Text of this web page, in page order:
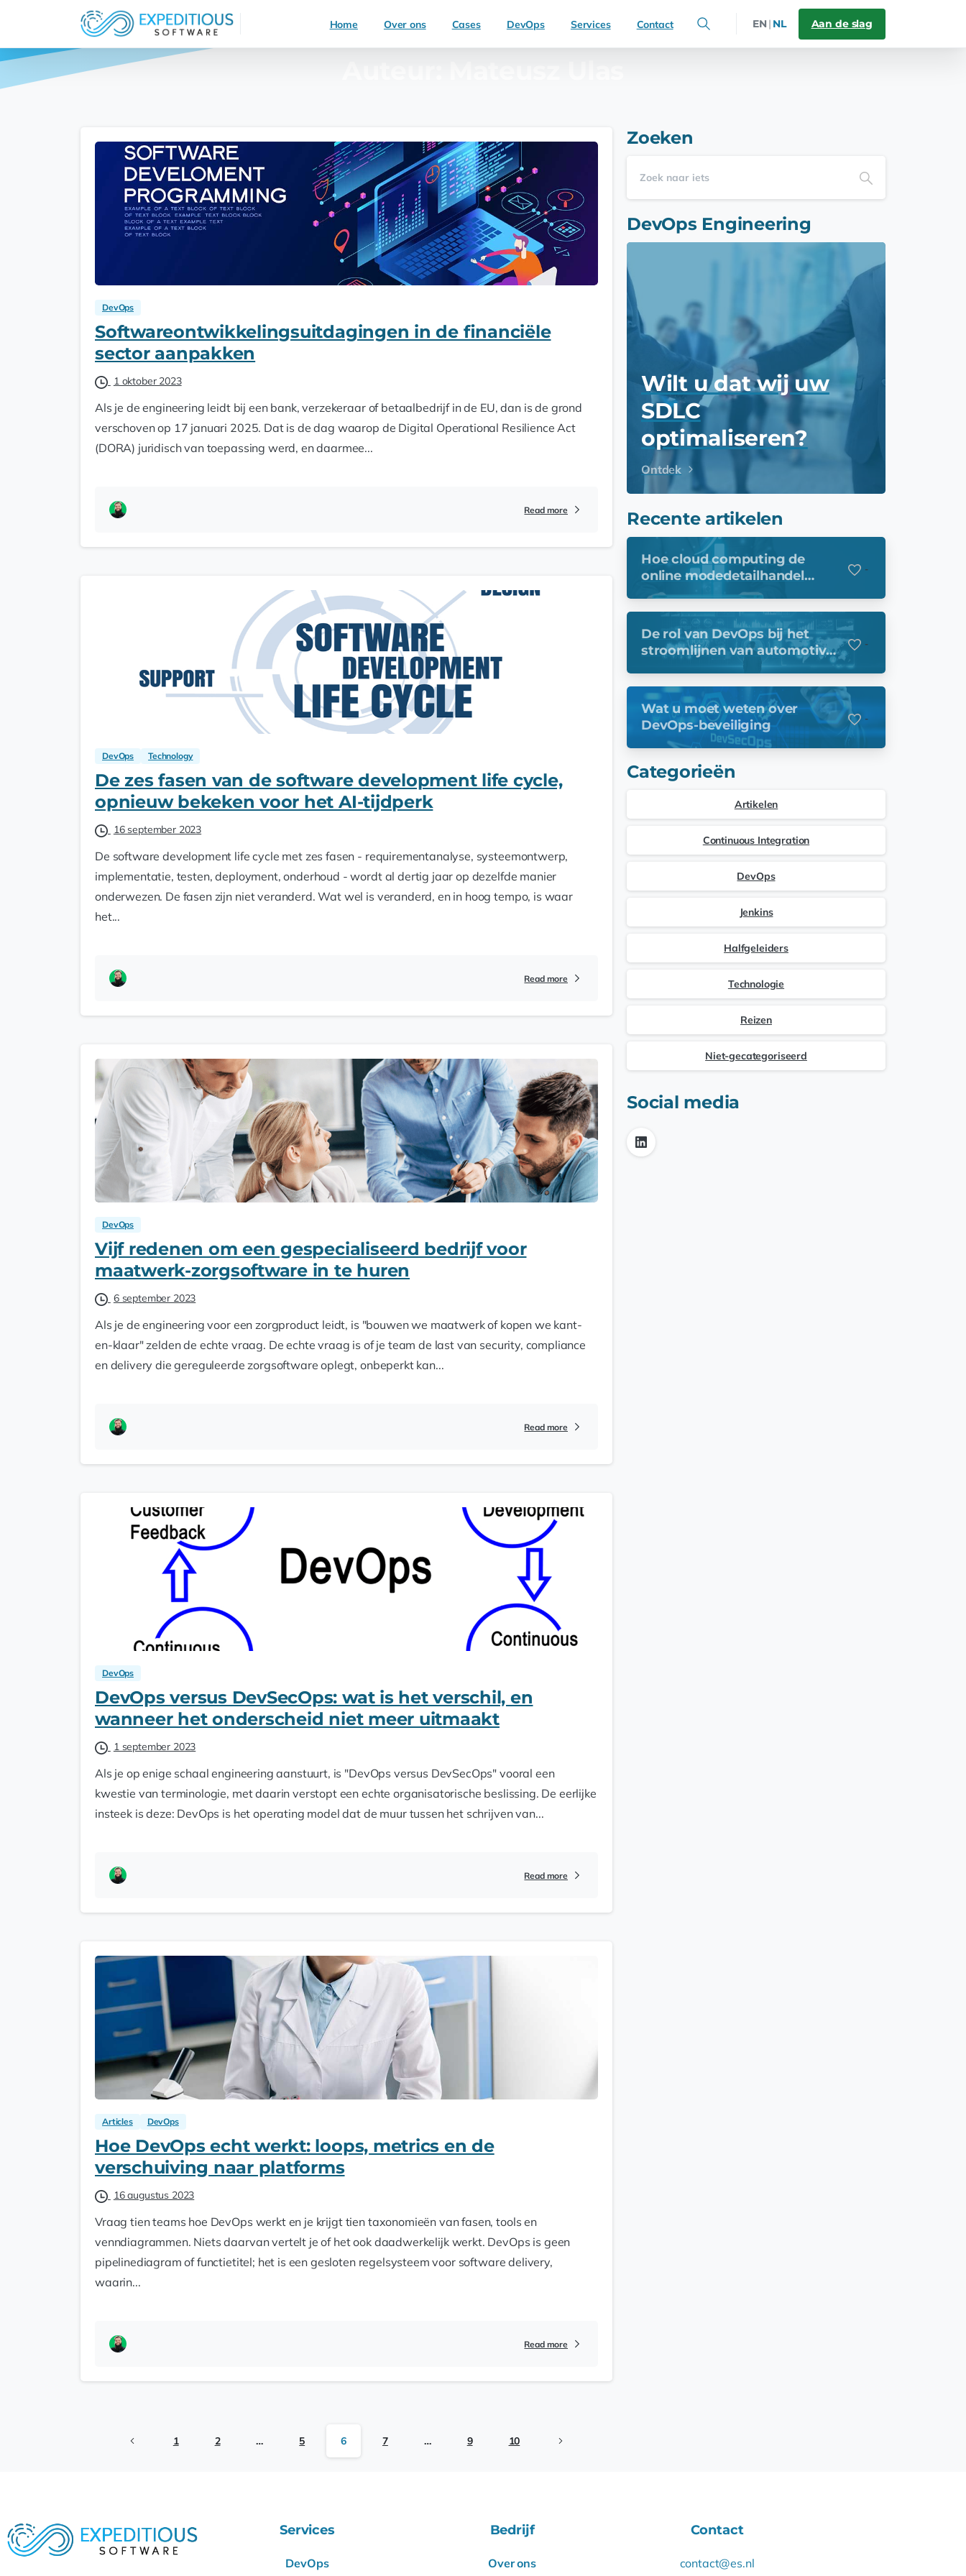
Home Over ons Cases DevOps Services Contact EN | NL Aan de slag
DevOps
Softwareontwikkelingsuitdagingen in de financiële
sector aanpakken
1 oktober 2023
Als je de engineering leidt bij een bank, verzekeraar of betaalbedrijf in de EU, dan is de grond
verschoven op 17 januari 2025. Dat is de dag waarop de Digital Operational Resilience Act
(DORA) juridisch van toepassing werd, en daarmee...
Read more
DevOps Technology
De zes fasen van de software development life cycle,
opnieuw bekeken voor het AI-tijdperk
16 september 2023
De software development life cycle met zes fasen - requirementanalyse, systeemontwerp,
implementatie, testen, deployment, onderhoud - wordt al dertig jaar op dezelfde manier
onderwezen. De fasen zijn niet veranderd. Wat wel is veranderd, en in hoog tempo, is waar
het...
Read more
DevOps
Vijf redenen om een gespecialiseerd bedrijf voor
maatwerk-zorgsoftware in te huren
6 september 2023
Als je de engineering voor een zorgproduct leidt, is "bouwen we maatwerk of kopen we kant-
en-klaar" zelden de echte vraag. De echte vraag is of je team de last van security, compliance
en delivery die gereguleerde zorgsoftware oplegt, onbeperkt kan...
Read more
DevOps
DevOps versus DevSecOps: wat is het verschil, en
wanneer het onderscheid niet meer uitmaakt
1 september 2023
Als je op enige schaal engineering aanstuurt, is "DevOps versus DevSecOps" vooral een
kwestie van terminologie, met daarin verstopt een echte organisatorische beslissing. De eerlijke
insteek is deze: DevOps is het operating model dat de muur tussen het schrijven van...
Read more
Articles DevOps
Hoe DevOps echt werkt: loops, metrics en de
verschuiving naar platforms
16 augustus 2023
Vraag tien teams hoe DevOps werkt en je krijgt tien taxonomieën van fasen, tools en
venndiagrammen. Niets daarvan vertelt je of het ook daadwerkelijk werkt. DevOps is geen
pipelinediagram of functietitel; het is een gesloten regelsysteem voor software delivery,
waarin...
Read more
1 2 … 5 6 7 … 9 10
Zoeken
DevOps Engineering
Wilt u dat wij uw
SDLC
optimaliseren?
Ontdek
Recente artikelen
Hoe cloud computing de
online modedetailhandel
versterkt
-
De rol van DevOps bij het
stroomlijnen van automotive-
-
Wat u moet weten over
DevOps-beveiliging
-
Categorieën
Artikelen
Continuous Integration
DevOps
Jenkins
Halfgeleiders
Technologie
Reizen
Niet-gecategoriseerd
Social media
Services
DevOps
Bedrijf
Over ons
Contact
contact@es.nl